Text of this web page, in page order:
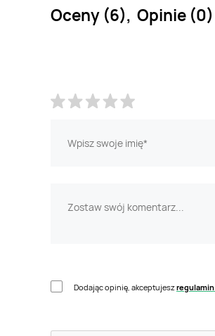
Oceny (6), Opinie (0)
Dodając opinię, akceptujesz